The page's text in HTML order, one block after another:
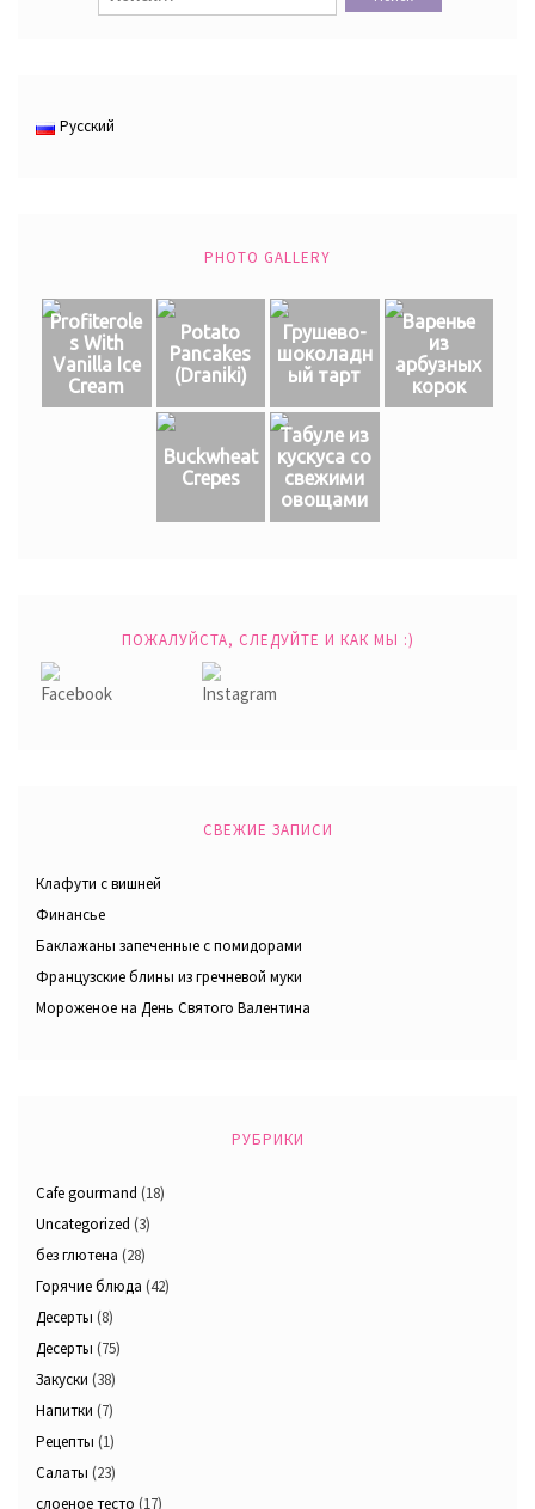
Русский
PHOTO GALLERY
Profiterole
s With
Vanilla Ice
Cream
Potato
Pancakes
(Draniki)
Грушево-
шоколадн
ый тарт
Варенье
из
арбузных
корок
Buckwheat
Crepes
Табуле из
кускуса со
свежими
овощами
ПОЖАЛУЙСТА, СЛЕДУЙТЕ И КАК МЫ :)
СВЕЖИЕ ЗАПИСИ
Клафути с вишней
Финансье
Баклажаны запеченные с помидорами
Французские блины из гречневой муки
Мороженое на День Святого Валентина
РУБРИКИ
Cafe gourmand (18)
Uncategorized (3)
без глютена (28)
Горячие блюда (42)
Десерты (8)
Десерты (75)
Закуски (38)
Напитки (7)
Рецепты (1)
Салаты (23)
слоеное тесто (17)